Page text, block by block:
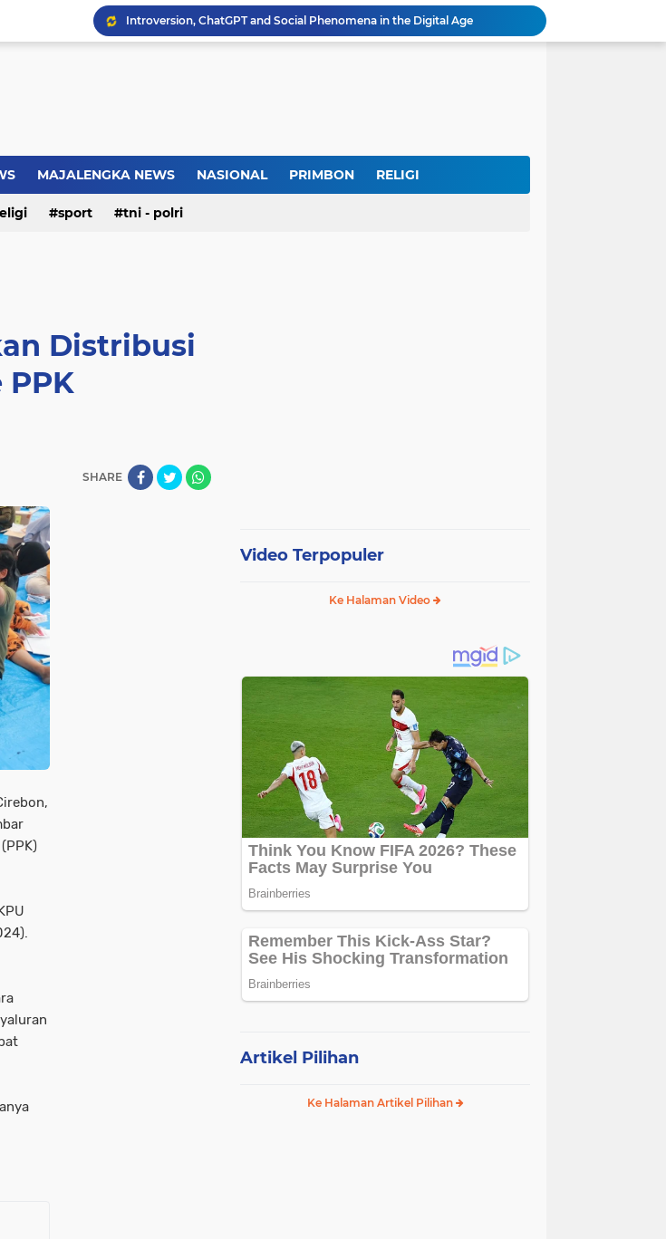
Introversion, ChatGPT and Social Phenomena in the Digital Age
Pemkot Jakarta Timur Perkuat Koordinasi Cegah Tawuran Susulan
Museum Topeng Cirebon Gelar Lomba Tari Kreasi dan Tari Topeng, Perebutkan Piala Wali Kota
MAJALENGKA NEWS NASIONAL PRIMBON RELIGI
sport tni - polri
Distribusi
SHARE
Video Terpopuler
Ke Halaman Video
Artikel Pilihan
Ke Halaman Artikel Pilihan